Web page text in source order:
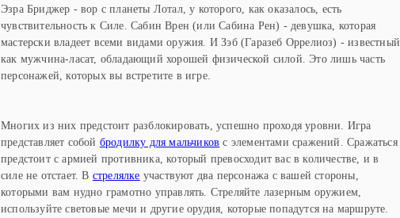
Эзра Бриджер - вор с планеты Лотал, у которого, как оказалось, есть
чувствительность к Силе. Сабин Врен (или Сабина Рен) - девушка, которая
мастерски владеет всеми видами оружия. И Зэб (Гаразеб Оррелиоз) - известный
как мужчина-ласат, обладающий хорошей физической силой. Это лишь часть
персонажей, которых вы встретите в игре.
Многих из них предстоит разблокировать, успешно проходя уровни. Игра
представляет собой бродилку для мальчиков с элементами сражений. Сражаться
предстоит с армией противника, который превосходит вас в количестве, и в
силе не отстает. В стрелялке участвуют два персонажа с вашей стороны,
которыми вам нудно грамотно управлять. Стреляйте лазерным оружием,
используйте световые мечи и другие орудия, которые попадутся на маршруте.